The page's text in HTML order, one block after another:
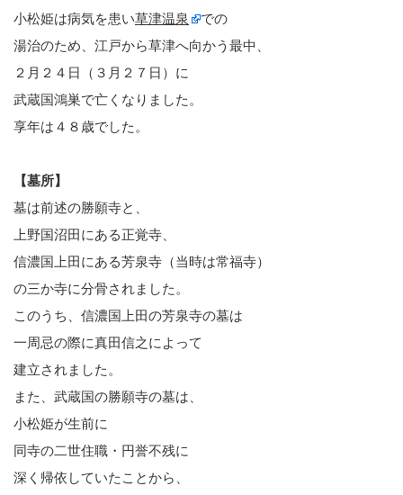
小松姫は病気を患い草津温泉
での
湯治のため、江戸から草津へ向かう最中、
２月２４日（３月２７日）に
武蔵国鴻巣で亡くなりました。
享年は４８歳でした。
【墓所】
墓は前述の勝願寺と、
上野国沼田にある正覚寺、
信濃国上田にある芳泉寺（当時は常福寺）
の三か寺に分骨されました。
このうち、信濃国上田の芳泉寺の墓は
一周忌の際に真田信之によって
建立されました。
また、武蔵国の勝願寺の墓は、
小松姫が生前に
同寺の二世住職・円誉不残に
深く帰依していたことから、